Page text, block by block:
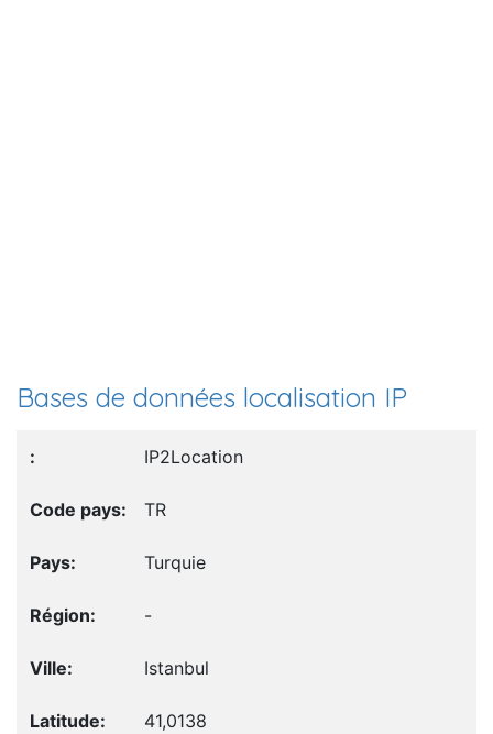
Bases de données localisation IP
IP2Location
TR
Turquie
-
Istanbul
41,0138